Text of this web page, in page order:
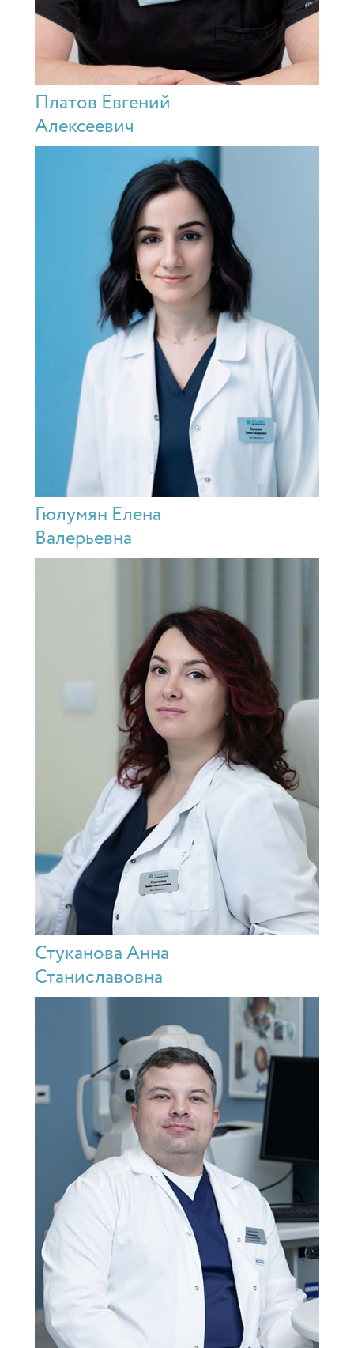
Платов Евгений
Алексеевич
Гюлумян Елена
Валерьевна
Стуканова Анна
Станиславовна